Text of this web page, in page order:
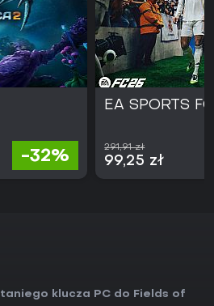
-32%
EA SPORTS
291,91 zł
99,25 zł
taniego klucza PC do Fields of